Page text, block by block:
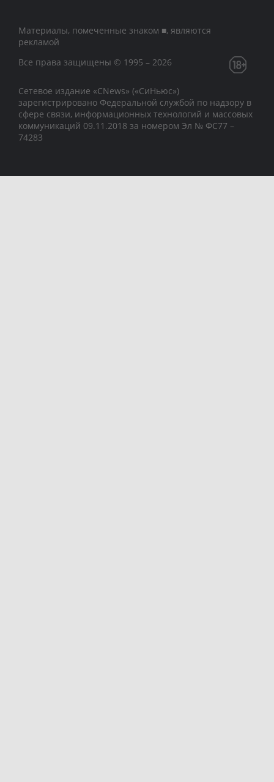
Материалы, помеченные знаком ■, являются
рекламой
Все права защищены © 1995 – 2026
Сетевое издание «CNews» («СиНьюс»)
зарегистрировано Федеральной службой по надзору в
сфере связи, информационных технологий и массовых
коммуникаций 09.11.2018 за номером Эл № ФС77 –
74283